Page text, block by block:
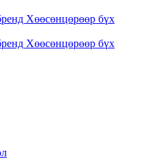
Хөөсөнцөрөөр бүх
Хөөсөнцөрөөр бүх